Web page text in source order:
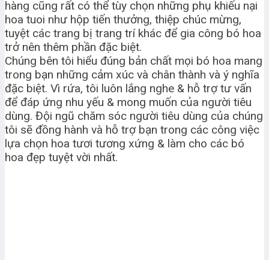
hàng cũng rất có thể tùy chọn những phụ khiếu nại
hoa tuoi như hộp tiến thưởng, thiệp chúc mừng,
tuyệt các trang bị trang trí khác để gia công bó hoa
trở nên thêm phần đặc biệt.
Chúng bên tôi hiểu đúng bản chất mọi bó hoa mang
trong bạn những cảm xúc và chân thành và ý nghĩa
đặc biệt. Vì rứa, tôi luôn lắng nghe & hỗ trợ tư vấn
để đáp ứng nhu yếu & mong muốn của người tiêu
dùng. Đội ngũ chăm sóc người tiêu dùng của chúng
tôi sẽ đồng hành và hỗ trợ bạn trong các công việc
lựa chọn hoa tươi tương xứng & làm cho các bó
hoa đẹp tuyệt vời nhất.